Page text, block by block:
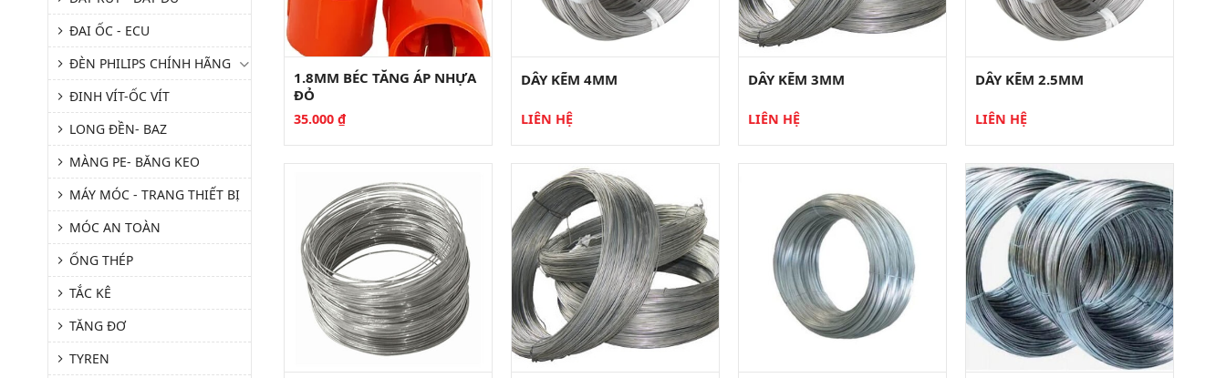
ĐAI ỐC - ECU
ĐÈN PHILIPS CHÍNH HÃNG
ĐINH VÍT-ỐC VÍT
LONG ĐỀN- BAZ
MÀNG PE- BĂNG KEO
MÁY MÓC - TRANG THIẾT BỊ
MÓC AN TOÀN
ỐNG THÉP
TẮC KÊ
TĂNG ĐƠ
TYREN
1.8MM BÉC TĂNG ÁP NHỰA
ĐỎ
35.000 ₫
DÂY KẼM 4MM
LIÊN HỆ
DÂY KẼM 3MM
LIÊN HỆ
DÂY KẼM 2.5MM
LIÊN HỆ